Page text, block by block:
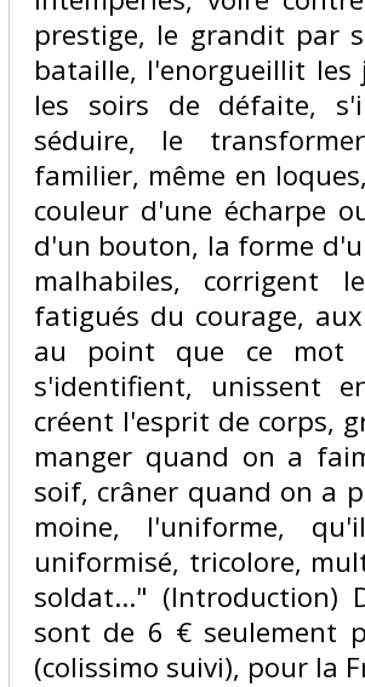
prestige, le grandit par
bataille, l'enorgueillit les
les soirs de défaite,
séduire, le
familier, même en
couleur d'une écharpe
d'un bouton, la forme
malhabiles, corrigent
fatigués du courage,
au point que ce mot
s'identifient, unissent
créent l'esprit de corps,
manger quand on a
soif, crâner quand on a
moine, l'uniforme,
uniformisé, tricolore,
soldat..." (Introduction)
sont de 6 € seulement
(colissimo suivi), pour la